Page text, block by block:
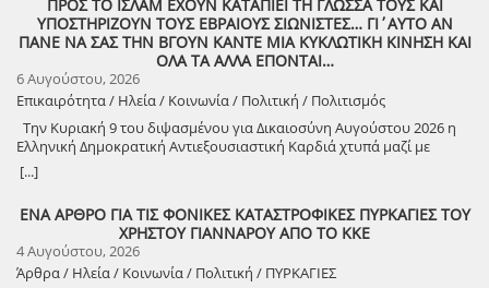
ΠΡΟΣ ΤΟ ΙΣΛΑΜ ΕΧΟΥΝ ΚΑΤΑΠΙΕΙ ΤΗ ΓΛΩΣΣΑ ΤΟΥΣ ΚΑΙ
ΥΠΟΣΤΗΡΙΖΟΥΝ ΤΟΥΣ ΕΒΡΑΙΟΥΣ ΣΙΩΝΙΣΤΕΣ… ΓΙ΄ΑΥΤΟ ΑΝ
ΠΑΝΕ ΝΑ ΣΑΣ ΤΗΝ ΒΓΟΥΝ ΚΑΝΤΕ ΜΙΑ ΚΥΚΛΩΤΙΚΗ ΚΙΝΗΣΗ ΚΑΙ
ΟΛΑ ΤΑ ΑΛΛΑ ΕΠΟΝΤΑΙ…
6 Αυγούστου, 2026
Επικαιρότητα / Ηλεία / Κοινωνία / Πολιτική / Πολιτισμός
Την Κυριακή 9 του διψασμένου για Δικαιοσύνη Αυγούστου 2026 η
Ελληνική Δημοκρατική Αντιεξουσιαστική Καρδιά χτυπά μαζί με
ΟΛΟΥΣ τους Συναγωνιστές για την Παλαιστίνη μέρα Μνήμης και
Αγώνα!
[...]
ΕΝΑ ΑΡΘΡΟ ΓΙΑ ΤΙΣ ΦΟΝΙΚΕΣ ΚΑΤΑΣΤΡΟΦΙΚΕΣ ΠΥΡΚΑΓΙΕΣ ΤΟΥ
ΧΡΗΣΤΟΥ ΓΙΑΝΝΑΡΟΥ ΑΠΟ ΤΟ ΚΚΕ
4 Αυγούστου, 2026
Άρθρα / Ηλεία / Κοινωνία / Πολιτική / ΠΥΡΚΑΓΙΕΣ